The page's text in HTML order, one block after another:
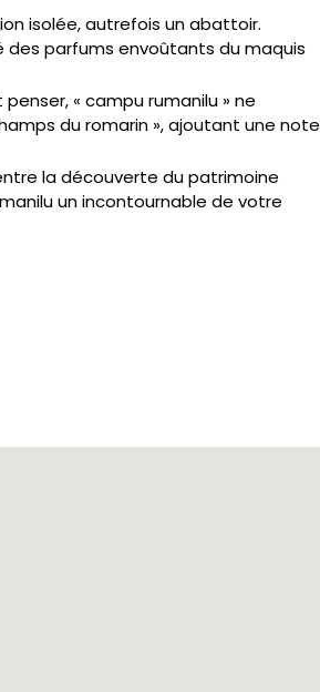
isolée, autrefois un abattoir.
des parfums envoûtants du maquis
« campu rumanilu » ne
du romarin », ajoutant une note
la découverte du patrimoine
un incontournable de votre